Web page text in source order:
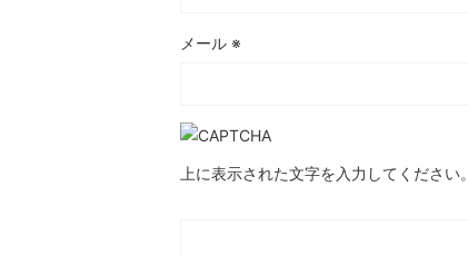
メール ※
上に表示された文字を入力してください。